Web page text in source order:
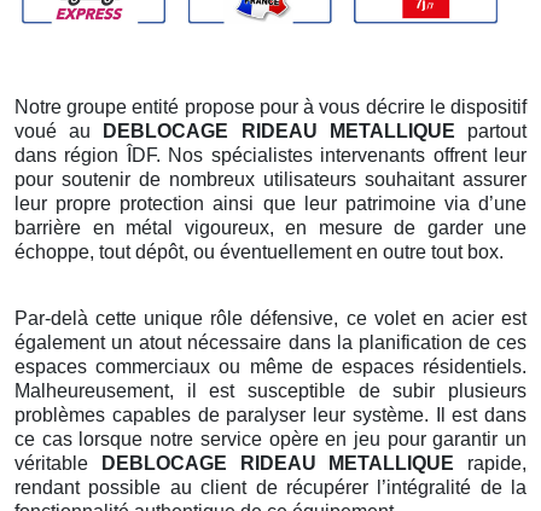
Notre groupe entité propose pour à vous décrire le dispositif
voué au
DEBLOCAGE RIDEAU METALLIQUE partout
dans région ÎDF. Nos spécialistes intervenants offrent leur
pour soutenir de nombreux utilisateurs souhaitant assurer
leur propre protection ainsi que leur patrimoine via d’une
barrière en métal vigoureux, en mesure de garder une
échoppe, tout dépôt, ou éventuellement en outre tout box.
Par-delà cette unique rôle défensive, ce volet en acier est
également un atout nécessaire dans la planification de ces
espaces commerciaux ou même de espaces résidentiels.
Malheureusement, il est susceptible de subir plusieurs
problèmes capables de paralyser leur système. Il est dans
ce cas lorsque notre service opère en jeu pour garantir un
véritable
DEBLOCAGE RIDEAU METALLIQUE rapide,
rendant possible au client de récupérer l’intégralité de la